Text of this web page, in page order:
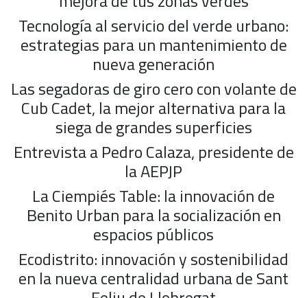
Tecnología al servicio del verde urbano:
estrategias para un mantenimiento de
nueva generación
Las segadoras de giro cero con volante de
Cub Cadet, la mejor alternativa para la
siega de grandes superficies
Entrevista a Pedro Calaza, presidente de
la AEPJP
La Ciempiés Table: la innovación de
Benito Urban para la socialización en
espacios públicos
Ecodistrito: innovación y sostenibilidad
en la nueva centralidad urbana de Sant